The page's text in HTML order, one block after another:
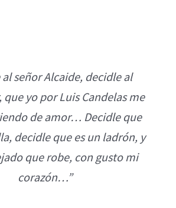
al señor Alcaide, decidle al
que yo por Luis Candelas me
de amor… Decidle que
decidle que es un ladrón, y
que robe, con gusto mi
corazón…”